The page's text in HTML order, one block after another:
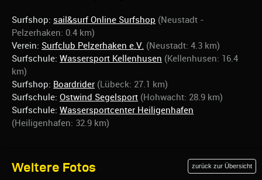
Surfshop: sail&surf Online Surfshop (Neustadt -
Pelzerhaken: 0.4 km)
Verein: Surfclub Pelzerhaken e.V. (Neustadt: 4.3 km)
Surfschule: Wassersport Kellenhusen (Kellenhusen: 16.4
km)
Surfshop: Boardrider (Lübeck: 27.1 km)
Surfschule: Ostwind Segelsport (Hohwacht: 28.9 km)
Surfschule: Wassersportcenter Heiligenhafen
(Heiligenhafen: 32.9 km)
Weitere Fotos zurück zur Übersicht